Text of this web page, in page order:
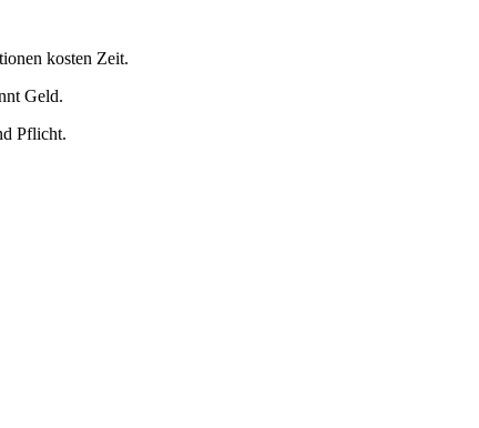
kosten Zeit.
Geld.
Pflicht.